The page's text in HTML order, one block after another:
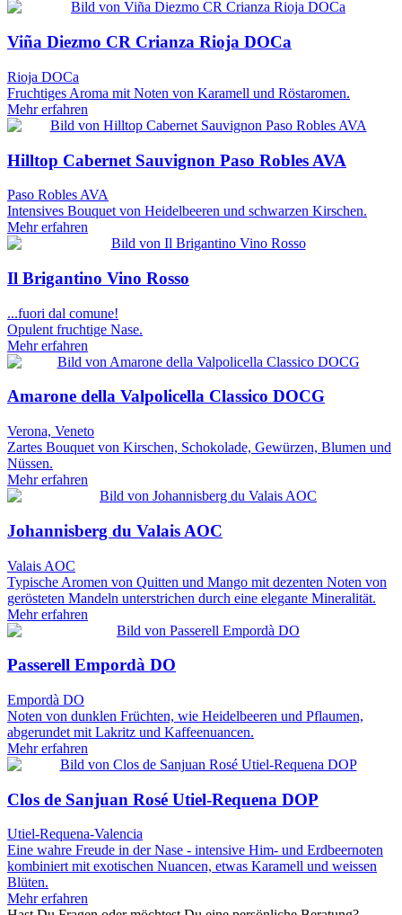
Viña Diezmo CR Crianza Rioja DOCa
Rioja DOCa
Fruchtiges Aroma mit Noten von Karamell und Röstaromen.
Mehr erfahren
Hilltop Cabernet Sauvignon Paso Robles AVA
Paso Robles AVA
Intensives Bouquet von Heidelbeeren und schwarzen Kirschen.
Mehr erfahren
Il Brigantino Vino Rosso
...fuori dal comune!
Opulent fruchtige Nase.
Mehr erfahren
Amarone della Valpolicella Classico DOCG
Verona, Veneto
Zartes Bouquet von Kirschen, Schokolade, Gewürzen, Blumen und
Nüssen.
Mehr erfahren
Johannisberg du Valais AOC
Valais AOC
Typische Aromen von Quitten und Mango mit dezenten Noten von
gerösteten Mandeln unterstrichen durch eine elegante Mineralität.
Mehr erfahren
Passerell Empordà DO
Empordà DO
Noten von dunklen Früchten, wie Heidelbeeren und Pflaumen,
abgerundet mit Lakritz und Kaffeenuancen.
Mehr erfahren
Clos de Sanjuan Rosé Utiel-Requena DOP
Utiel-Requena-Valencia
Eine wahre Freude in der Nase - intensive Him- und Erdbeernoten
kombiniert mit exotischen Nuancen, etwas Karamell und weissen
Blüten.
Mehr erfahren